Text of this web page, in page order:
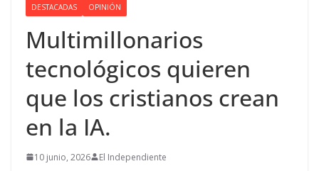
DESTACADAS OPINIÓN
Multimillonarios
tecnológicos quieren
que los cristianos crean
en la IA.
10 junio, 2026 El Independiente